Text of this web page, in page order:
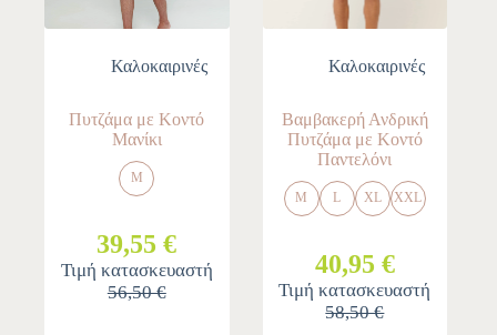
Καλοκαιρινές
Πυτζάμα με Κοντό
Μανίκι
M
39,55 €
Τιμή κατασκευαστή
56,50 €
Καλοκαιρινές
Βαμβακερή Ανδρική
Πυτζάμα με Κοντό
Παντελόνι
M L XL XXL
40,95 €
Τιμή κατασκευαστή
58,50 €